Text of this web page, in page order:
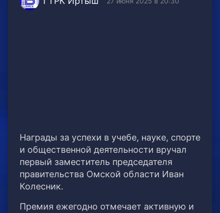
Награды за успехи в учебе, науке, спорте
и общественной деятельности вручал
первый заместитель председателя
правительства Омской области Иван
Колесник.
Премия ежегодно отмечает активную и